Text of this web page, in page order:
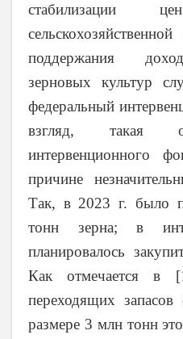
поддержания
зерновых культур
федеральный
взгляд, такая
интервенционного
причине
Так, в 2023 г. было
тонн зерна; в
планировалось
Как отмечается в
переходящих
размере 3 млн тонн это